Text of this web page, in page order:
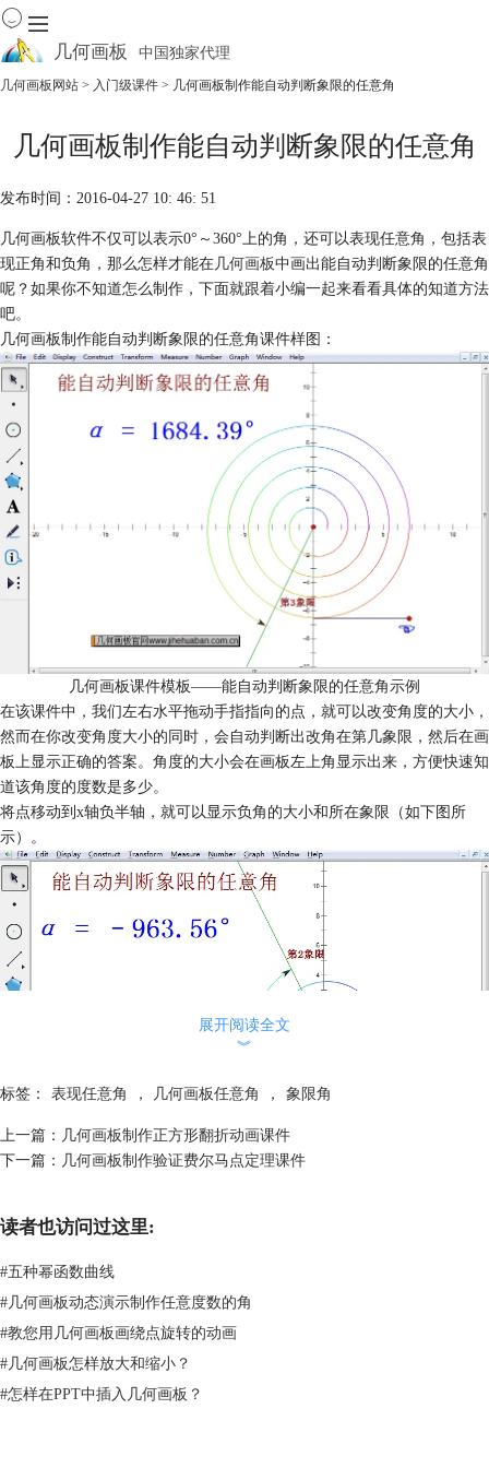
几何画板 中国独家代理
首页
产品
资源中心
软件商城
几何画板网站 > 入门级课件 > 几何画板制作能自动判断象限的任意角
几何画板制作能自动判断象限的任意角
发布时间：2016-04-27 10: 46: 51
几何画板软件不仅可以表示0°～360°上的角，还可以表现任意角，包括表
现正角和负角，那么怎样才能在几何画板中画出能自动判断象限的任意角
呢？如果你不知道怎么制作，下面就跟着小编一起来看看具体的知道方法
吧。
几何画板制作能自动判断象限的任意角课件样图：
几何画板课件模板——能自动判断象限的任意角示例
在该课件中，我们左右水平拖动手指指向的点，就可以改变角度的大小，
然而在你改变角度大小的同时，会自动判断出改角在第几象限，然后在画
板上显示正确的答案。角度的大小会在画板左上角显示出来，方便快速知
道该角度的度数是多少。
将点移动到x轴负半轴，就可以显示负角的大小和所在象限（如下图所
示）。
0—360度的范围，而且角度还应该考虑到方向。
在平面内，一条射线绕它的端点旋转有两个相反的方向：顺时针方向和逆
时针方向旋转成的角叫做负角；当射线没有旋转时，我们也把它看成一个
角，叫做零角。当射线绕其端点按照逆时针方向或按照顺时针方向旋转
时，旋转的绝对量可以是任意的。
什么是象限角？
展开阅读全文
︾
标签： 表现任意角 ， 几何画板任意角 ， 象限角
上一篇： 几何画板制作正方形翻折动画课件
下一篇： 几何画板制作验证费尔马点定理课件
读者也访问过这里:
#五种幂函数曲线
#几何画板动态演示制作任意度数的角
#教您用几何画板画绕点旋转的动画
#几何画板怎样放大和缩小？
#怎样在PPT中插入几何画板？